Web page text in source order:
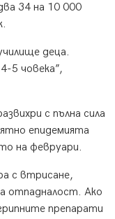
34 на 10 000
деца.
5 човека”,
с пълна сила
епидемията
на февруари.
с втрисане,
отпадналост. Ако
препарати